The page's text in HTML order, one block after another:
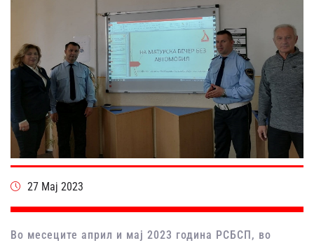
27 Мај 2023
Во месеците април и мај 2023 година РСБСП, во